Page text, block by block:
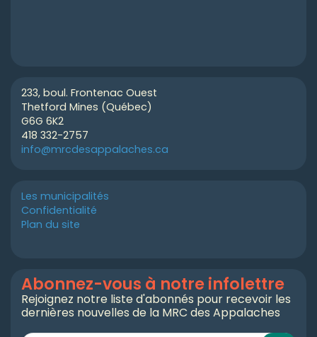
233, boul. Frontenac Ouest
Thetford Mines (Québec)
G6G 6K2
418 332-2757
info@mrcdesappalaches.ca
Les municipalités
Confidentialité
Plan du site
Abonnez-vous à notre infolettre
Rejoignez notre liste d'abonnés pour recevoir les
dernières nouvelles de la MRC des Appalaches